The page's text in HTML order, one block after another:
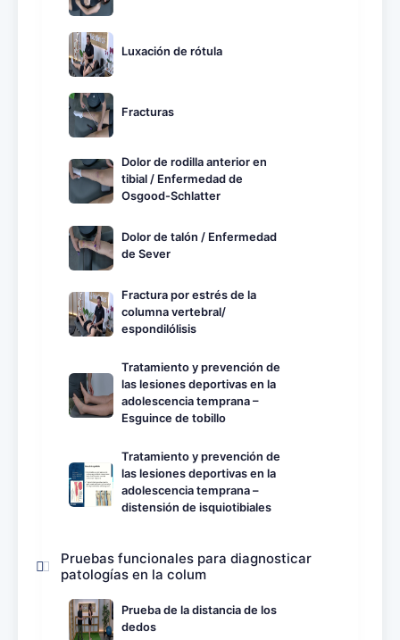
Luxación de rótula
Fracturas
Dolor de rodilla anterior en
tibial / Enfermedad de
Osgood-Schlatter
Dolor de talón / Enfermedad
de Sever
Fractura por estrés de la
columna vertebral/
espondilólisis
Tratamiento y prevención de
las lesiones deportivas en la
adolescencia temprana –
Esguince de tobillo
Tratamiento y prevención de
las lesiones deportivas en la
adolescencia temprana –
distensión de isquiotibiales
Pruebas funcionales para diagnosticar
patologías en la colum
Prueba de la distancia de los
dedos